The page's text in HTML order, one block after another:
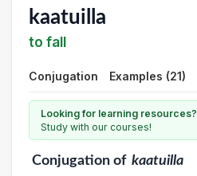
kaatuilla
to fall
Conjugation Examples (21)
Looking for learning resources?
Study with our courses!
Conjugationof kaatuilla